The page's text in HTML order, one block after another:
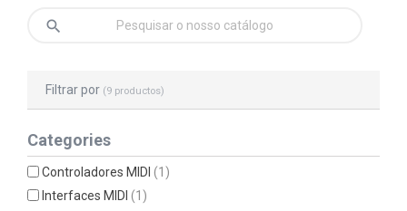
search
Filtrar por (9 productos)
Categories
Controladores MIDI(1)
Interfaces MIDI(1)